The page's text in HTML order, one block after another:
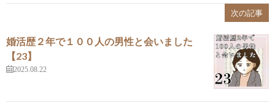
次の記事
婚活歴２年で１００人の男性と会いました
【23】
2025.08.22